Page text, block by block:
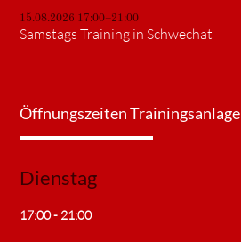
15.08.2026 17:00–21:00
Samstags Training in Schwechat
Öffnungszeiten Trainingsanlage
Dienstag
17:00 - 21:00